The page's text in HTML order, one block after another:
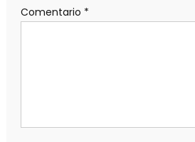
Comentario *